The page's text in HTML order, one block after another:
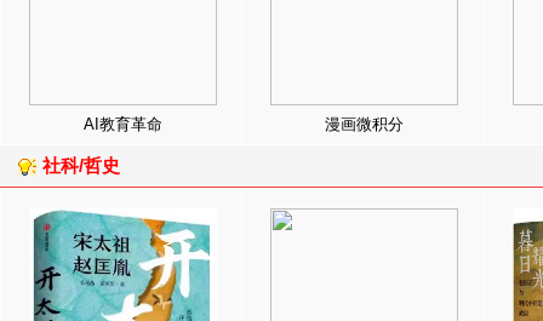
AI教育革命 漫画微积分
社科/哲史